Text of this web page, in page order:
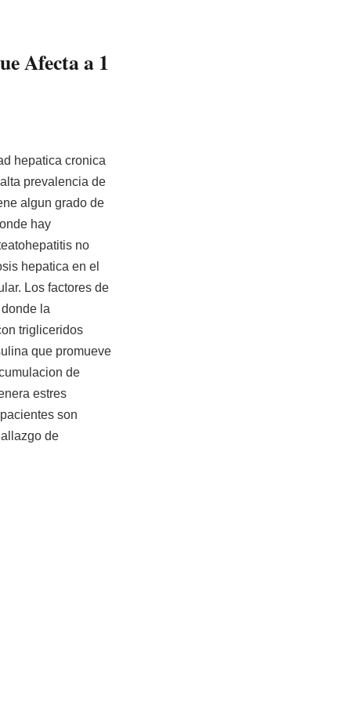
Afecta a 1
hepatica cronica
prevalencia de
algun grado de
hay
no
hepatica en el
Los factores de
la
trigliceridos
que promueve
de
estres
son
de